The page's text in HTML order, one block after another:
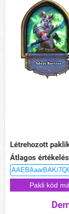
Létrehozott
Átlagos